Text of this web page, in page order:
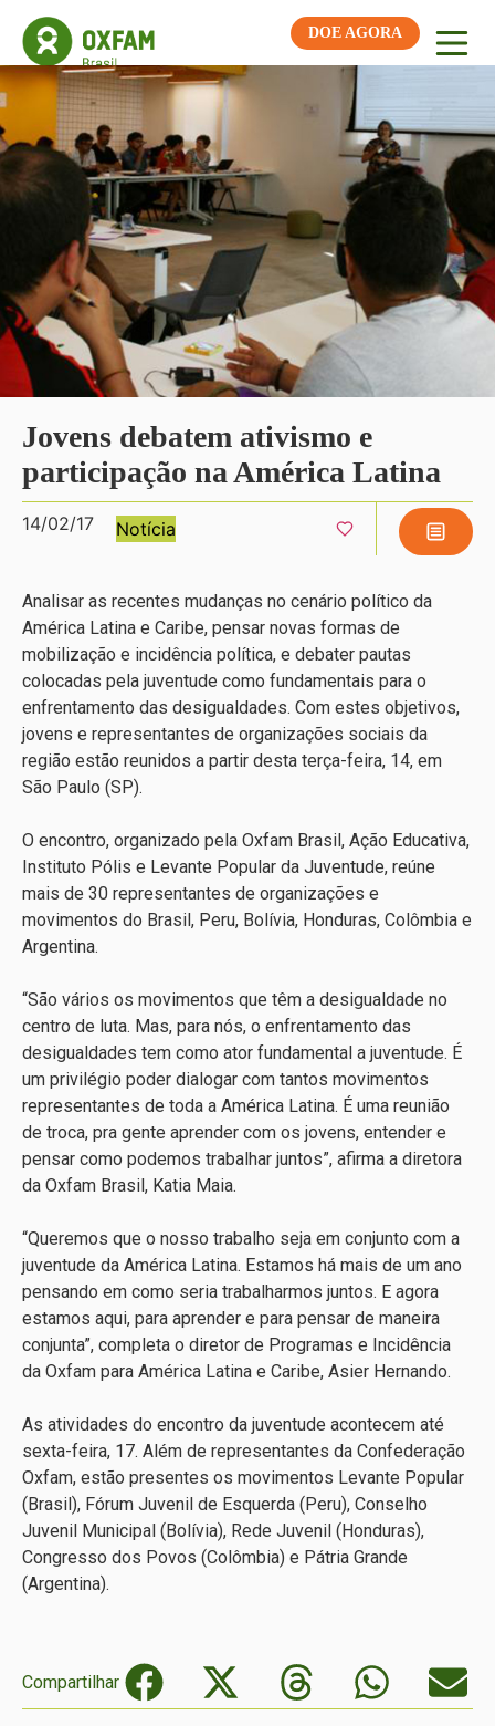
DOE AGORA
Jovens debatem ativismo e
participação na América Latina
14/02/17 Notícia
Analisar as recentes mudanças no cenário político da
América Latina e Caribe, pensar novas formas de
mobilização e incidência política, e debater pautas
colocadas pela juventude como fundamentais para o
enfrentamento das desigualdades. Com estes objetivos,
jovens e representantes de organizações sociais da
região estão reunidos a partir desta terça-feira, 14, em
São Paulo (SP).
O encontro, organizado pela Oxfam Brasil, Ação Educativa,
Instituto Pólis e Levante Popular da Juventude, reúne
mais de 30 representantes de organizações e
movimentos do Brasil, Peru, Bolívia, Honduras, Colômbia e
Argentina.
“São vários os movimentos que têm a desigualdade no
centro de luta. Mas, para nós, o enfrentamento das
desigualdades tem como ator fundamental a juventude. É
um privilégio poder dialogar com tantos movimentos
representantes de toda a América Latina. É uma reunião
de troca, pra gente aprender com os jovens, entender e
pensar como podemos trabalhar juntos”, afirma a diretora
da Oxfam Brasil, Katia Maia.
“Queremos que o nosso trabalho seja em conjunto com a
juventude da América Latina. Estamos há mais de um ano
pensando em como seria trabalharmos juntos. E agora
estamos aqui, para aprender e para pensar de maneira
conjunta”, completa o diretor de Programas e Incidência
da Oxfam para América Latina e Caribe, Asier Hernando.
As atividades do encontro da juventude acontecem até
sexta-feira, 17. Além de representantes da Confederação
Oxfam, estão presentes os movimentos Levante Popular
(Brasil), Fórum Juvenil de Esquerda (Peru), Conselho
Juvenil Municipal (Bolívia), Rede Juvenil (Honduras),
Congresso dos Povos (Colômbia) e Pátria Grande
(Argentina).
Compartilhar